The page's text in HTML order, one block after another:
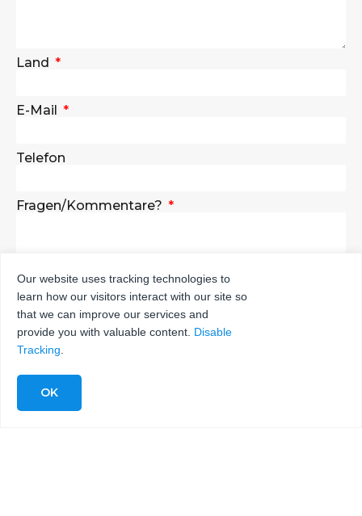
Land
E-Mail
Telefon
Fragen/Kommentare?
SENDEN SIE
Our website uses tracking technologies to
learn how our visitors interact with our site so
that we can improve our services and
provide you with valuable content. Disable
Tracking